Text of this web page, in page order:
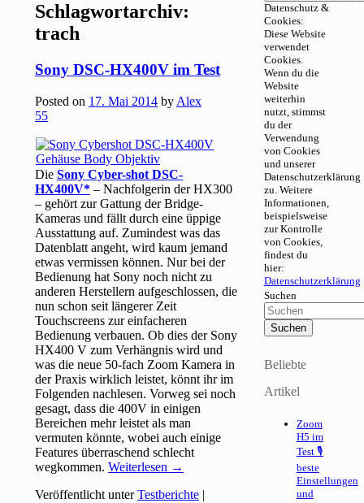
Schlagwortarchiv:
trach
Sony DSC-HX400V im Test
Posted on 17. Mai 2014 by Alex
55
DieSony Cyber-shot DSC-
HX400V
– Nachfolgerin der HX300
– gehört zur Gattung der Bridge-
Kameras und fällt durch eine üppige
Ausstattung auf. Zumindest was das
Datenblatt angeht, wird kaum jemand
etwas vermissen können. Nur bei der
Bedienung hat Sony noch nicht zu
anderen Herstellern aufgeschlossen, die
nun schon seit längerer Zeit
Touchscreens zur einfacheren
Bedienung verbauen. Ob dies der Sony
HX400 V zum Verhängnis wird und
was die neue 50-fach Zoom Kamera in
der Praxis wirklich leistet, könnt ihr im
Folgenden nachlesen. Vorweg sei noch
gesagt, dass die 400V in einigen
Bereichen mehr leistet als man
vermuten könnte, wobei auch einige
Features überraschend schlecht
wegkommen.Weiterlesen →
Veröffentlicht unter Testberichte |
Datenschutz &
Cookies:
Diese Website
verwendet
Cookies.
Wenn du die
Website
weiterhin
nutzt, stimmst
du der
Verwendung
von Cookies
und unserer
Datenschutzerklärung
zu. Weitere
Informationen,
beispielsweise
zur Kontrolle
von Cookies,
findest du
hier:
Datenschutzerklärung
Suchen
Beliebte
Artikel
Zoom
H5 im
Test 🎙
beste
Einstellungen
und